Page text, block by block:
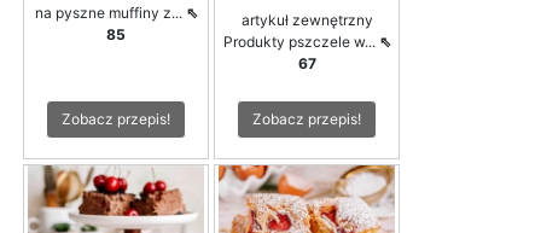
na pyszne muffiny z... ⇖
85
Zobacz przepis!
artykuł zewnętrzny
Produkty pszczele w... ⇖
67
Zobacz przepis!